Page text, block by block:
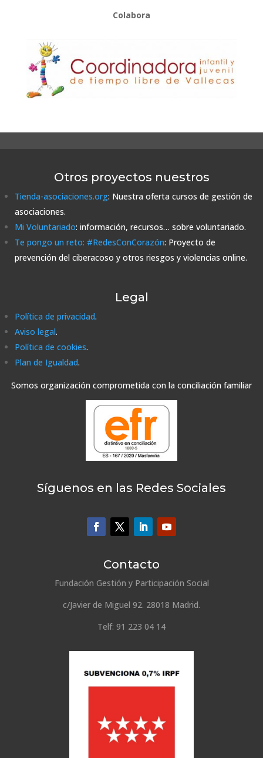
Colabora
Otros proyectos nuestros
Tienda-asociaciones.org: Nuestra oferta cursos de gestión de
asociaciones.
Mi Voluntariado: información, recursos… sobre voluntariado.
Te pongo un reto: #RedesConCorazón: Proyecto de
prevención del ciberacoso y otros riesgos y violencias online.
Legal
Política de privacidad.
Aviso legal.
Política de cookies.
Plan de Igualdad.
Somos organización comprometida con la conciliación familiar
Síguenos en las Redes Sociales
Contacto
Fundación Gestión y Participación Social
c/Javier de Miguel 92. 28018 Madrid.
Telf: 91 223 04 14